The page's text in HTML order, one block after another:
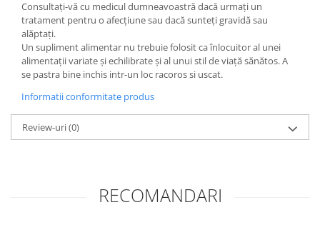
Consultați-vă cu medicul dumneavoastră dacă urmați un
tratament pentru o afecțiune sau dacă sunteți gravidă sau
alăptați.
Un supliment alimentar nu trebuie folosit ca înlocuitor al unei
alimentații variate și echilibrate și al unui stil de viață sănătos. A
se pastra bine inchis intr-un loc racoros si uscat.
Informatii conformitate produs
Review-uri(0)
RECOMANDARI